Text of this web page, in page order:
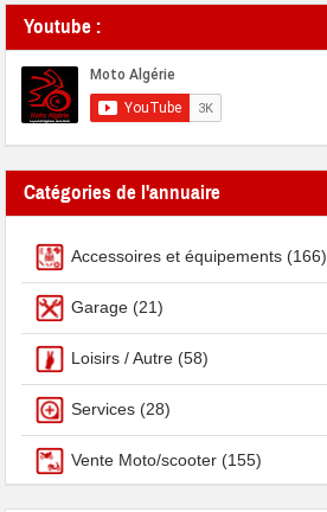
Youtube :
Catégories de l'annuaire
Accessoires et équipements (166)
Garage (21)
Loisirs / Autre (58)
Services (28)
Vente Moto/scooter (155)